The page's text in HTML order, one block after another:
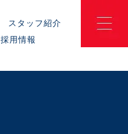
スタッフ紹介
採用情報